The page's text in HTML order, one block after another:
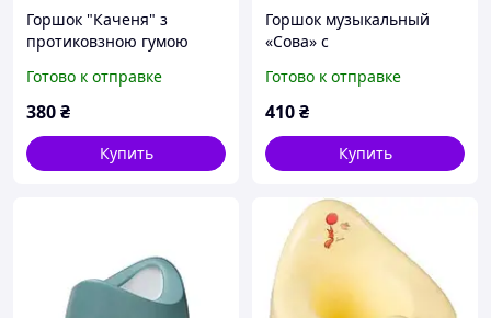
Горшок "Каченя" з
протиковзною гумою
Готово к отправке
380₴
Купить
Горшок музыкальный
«Сова» с
резиной (Белый).
Производитель - Tega
Готово к отправке
410₴
Купить